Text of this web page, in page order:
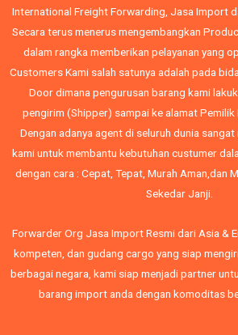
International Freight Forwarding, Jasa Import
Secara terus menerus mengembangkan
dalam rangka memberikan pelayanan yang
Customers Kami salah satunya adalah pada
Door dimana pengurusan barang kami
pengirim (Shipper) sampai ke alamat Pemilik
Dengan adanya agent di seluruh dunia
kami untuk membantu kebutuhan custumer
dengan cara : Cepat, Tepat, Murah Aman,dan
Sekedar Janji.
Forwarder Org Jasa Import Resmi dari Asia &
kompeten, dan gudang cargo yang siap
berbagai negara, kami siap menjadi partner
barang import anda dengan komoditas